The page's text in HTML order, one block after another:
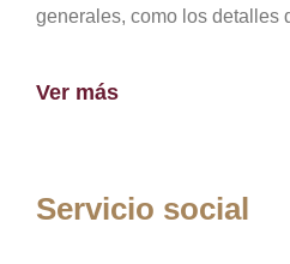
generales, como los detalles
Ver más
Servicio social